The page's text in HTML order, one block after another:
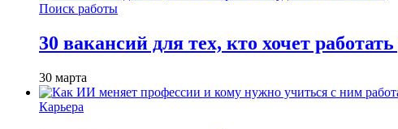
Поиск работы
30 вакансий для тех, кто хочет
30 марта
Карьера